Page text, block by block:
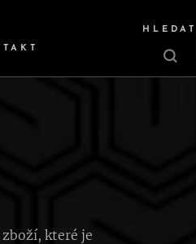
HLEDAT
které je